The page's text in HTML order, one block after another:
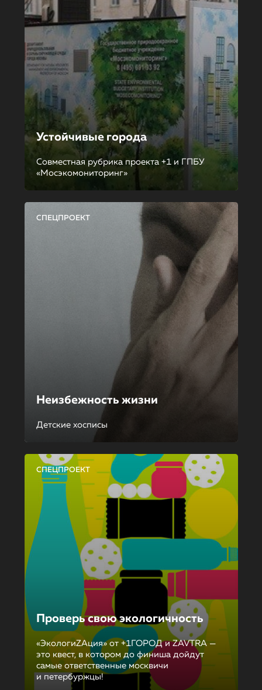
Устойчивые города
Совместная рубрика проекта +1 и ГПБУ
«Мосэкомониторинг»
СПЕЦПРОЕКТ
Неизбежность жизни
Детские хосписы
СПЕЦПРОЕКТ
Проверь свою экологичность
«ЭкологиZAция» от +1ГОРОД и ZAVTRA —
это квест, в котором до финиша дойдут
самые ответственные москвичи
и петербуржцы!